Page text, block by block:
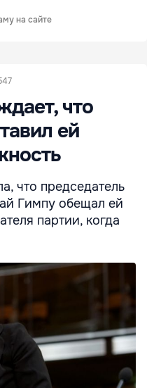
на сайте
что
ей
что председатель
Гимпу обещал ей
партии, когда